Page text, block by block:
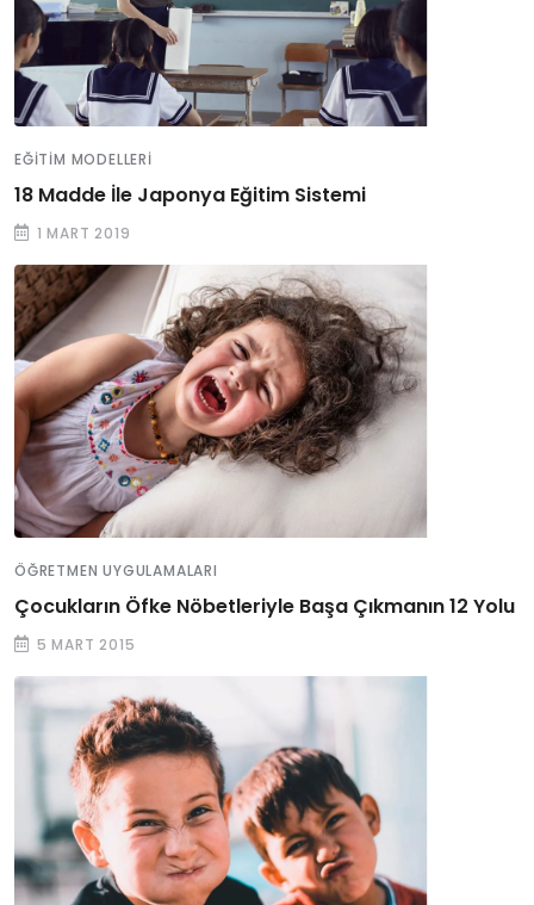
EĞITIM MODELLERI
18 Madde İle Japonya Eğitim Sistemi
1 MART 2019
ÖĞRETMEN UYGULAMALARI
Çocukların Öfke Nöbetleriyle Başa Çıkmanın 12 Yolu
5 MART 2015